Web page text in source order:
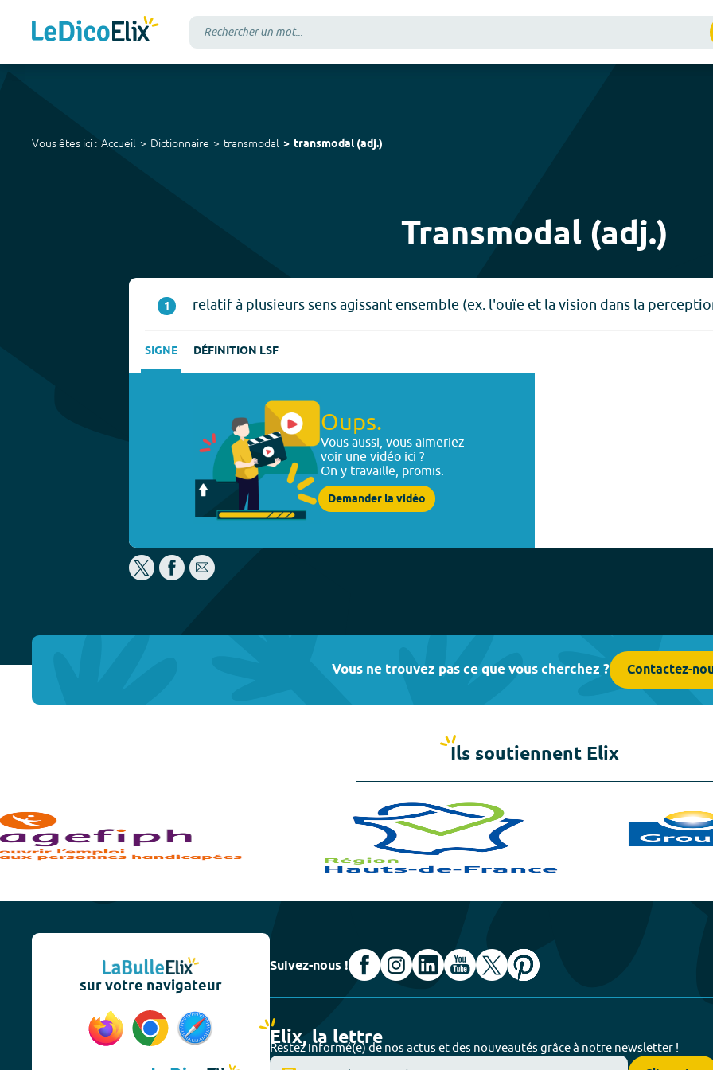
Vous êtes ici : Accueil Dictionnaire transmodal transmodal(adj.)
Transmodal (adj.)
1 relatif à plusieurs sens agissant ensemble (ex. l'ouïe et la vision dans la
SIGNE DÉFINITION LSF
Oups.
Vous aussi, vous aimeriez
voir une vidéo ici ?
On y travaille, promis.
Demander la vidéo
Vous ne trouvez pas ce que vous cherchez ? Contactez-
Ils soutiennent Elix
sur votre navigateur
Suivez-nous !
Elix, la lettre
Restez informé(e) de nos actus et des nouveautés grâce à notre newsletter !